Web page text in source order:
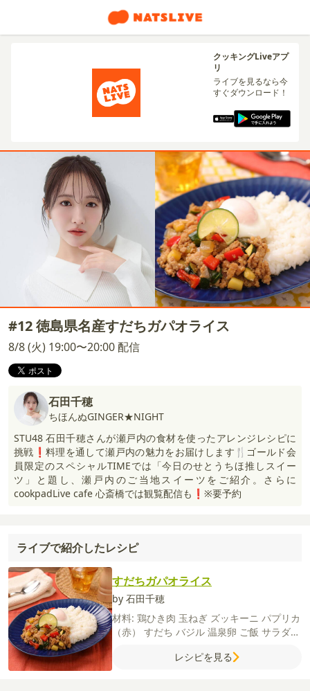
クッキングLiveアプ
リ
ライブを見るなら今
すぐダウンロード！
#12 徳島県名産すだちガパオライス
8/8 (火) 19:00〜20:00 配信
石田千穂
ちほんぬGINGER★NIGHT
STU48 石田千穂さんが瀬戸内の食材を使ったアレンジレシピに
挑戦❗️料理を通して瀬戸内の魅力をお届けします🍴ゴールド会
員限定のスペシャルTIMEでは「今日のせとうちほ推しスイー
ツ」と題し、瀬戸内のご当地スイーツをご紹介。さらに
cookpadLive cafe 心斎橋では観覧配信も❗️※要予約
ライブで紹介したレシピ
すだちガパオライス
by 石田千穂
材料: 鶏ひき肉 玉ねぎ ズッキーニ パプリカ
（赤） すだち バジル 温泉卵 ご飯 サラダ油
にんにく（すりおろし）
レシピを見る